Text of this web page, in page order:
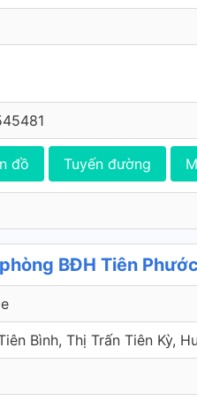
đồ Tuyến đường
BĐH Tiên
Bình, Thị Trấn Tiên Kỳ,